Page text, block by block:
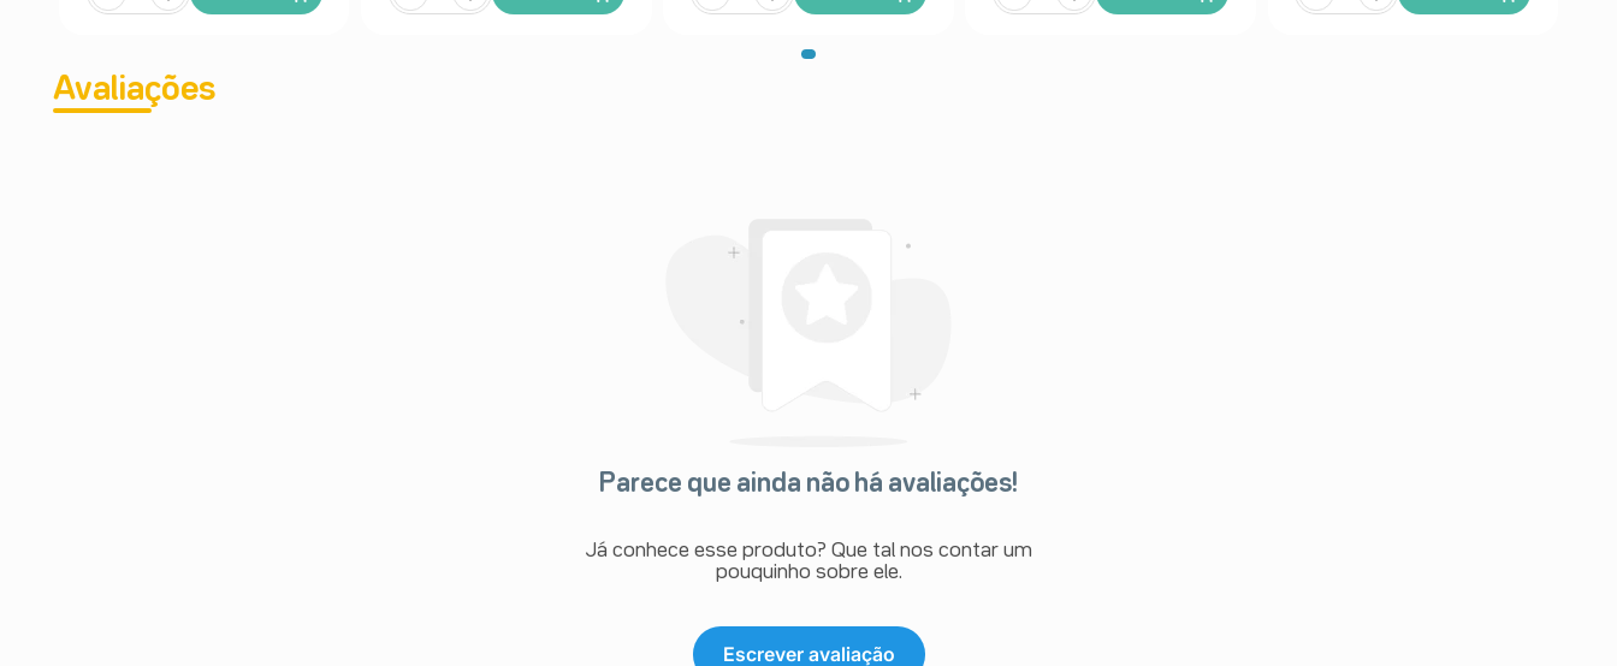
Avaliações
Parece que ainda não há avaliações!
Já conhece esse produto? Que tal nos contar um
pouquinho sobre ele.
Escrever avaliação